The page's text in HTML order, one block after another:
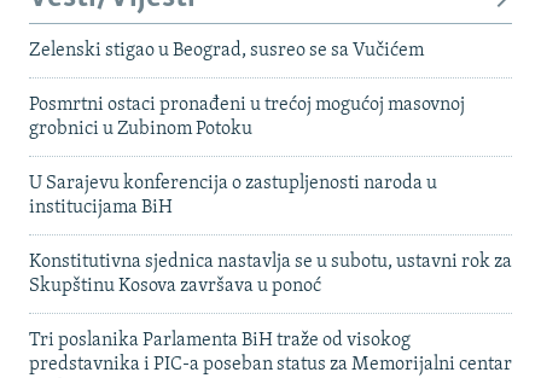
Zelenski stigao u Beograd, susreo se sa Vučićem
Posmrtni ostaci pronađeni u trećoj mogućoj masovnoj
grobnici u Zubinom Potoku
U Sarajevu konferencija o zastupljenosti naroda u
institucijama BiH
Konstitutivna sjednica nastavlja se u subotu, ustavni rok za
Skupštinu Kosova završava u ponoć
Tri poslanika Parlamenta BiH traže od visokog
predstavnika i PIC-a poseban status za Memorijalni centar